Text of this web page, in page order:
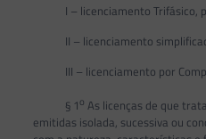
I – licenciamento Trifásico,
II – licenciamento
III – licenciamento por
§ 1o As licenças de que
emitidas isolada, sucessiva ou